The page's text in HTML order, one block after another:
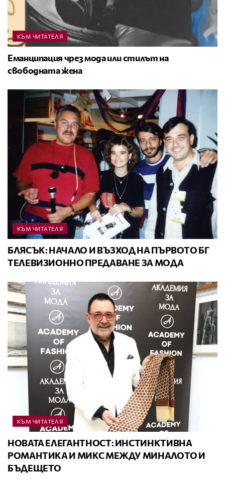
КЪМ ЧИТАТЕЛЯ
Еманципация чрез мода или стилът на
свободната жена
КЪМ ЧИТАТЕЛЯ
БЛЯСЪК: НАЧАЛО И ВЪЗХОД НА ПЪРВОТО БГ
ТЕЛЕВИЗИОННО ПРЕДАВАНЕ ЗА МОДА
КЪМ ЧИТАТЕЛЯ
НОВАТА ЕЛЕГАНТНОСТ: ИНСТИНКТИВНА
РОМАНТИКА И МИКС МЕЖДУ МИНАЛОТО И
БЪДЕЩЕТО